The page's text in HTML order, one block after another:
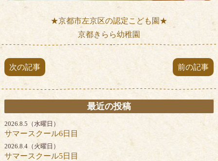
★京都市左京区の認定こども園★
京都きらら幼稚園
次の記事 前の記事
最近の投稿
2026.8.5（水曜日）
サマースクール6日目
2026.8.4（火曜日）
サマースクール5日目